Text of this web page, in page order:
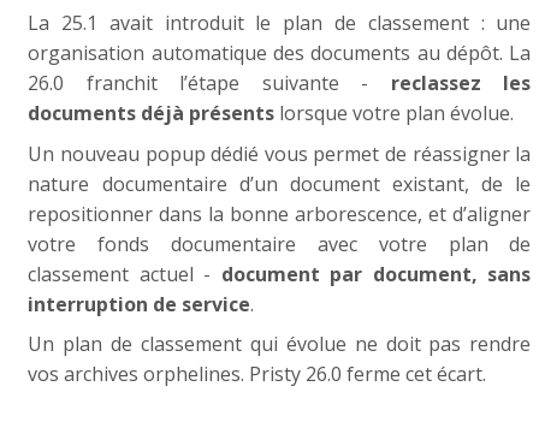
La 25.1 avait introduit le plan de classement : une
organisation automatique des documents au dépôt. La
26.0 franchit l’étape suivante - reclassez les
documents déjà présents lorsque votre plan évolue.
Un nouveau popup dédié vous permet de réassigner la
nature documentaire d’un document existant, de le
repositionner dans la bonne arborescence, et d’aligner
votre fonds documentaire avec votre plan de
classement actuel - document par document, sans
interruption de service.
Un plan de classement qui évolue ne doit pas rendre
vos archives orphelines. Pristy 26.0 ferme cet écart.